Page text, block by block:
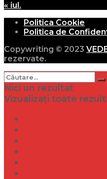
« iul.
Politica Cookie
Politica de
Copywriting © 2023
rezervate.
Nici un rezultat
Vizualizați toate